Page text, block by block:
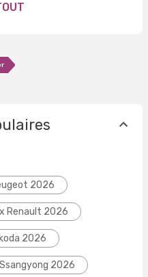
2026
Renault 2026
2026
2026